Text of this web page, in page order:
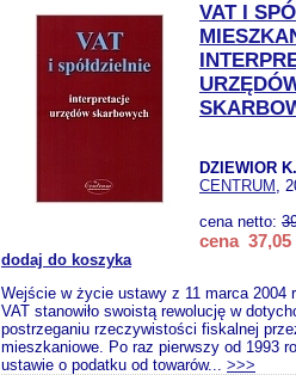
VAT I
DZIEWIOR
CENTRUM ,
cena netto:
cena 37,05
dodaj do koszyka
Wejście w życie ustawy z 11 marca 2004
VAT stanowiło swoistą rewolucję w
postrzeganiu rzeczywistości fiskalnej
mieszkaniowe. Po raz pierwszy od 1993
ustawie o podatku od towarów... >>>